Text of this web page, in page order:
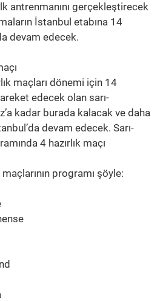
antrenmanını gerçekleştirecek
İstanbul etabına 14
devam edecek.
maçları dönemi için 14
edecek olan sarı-
kadar burada kalacak ve daha
devam edecek. Sarı-
4 hazırlık maçı
maçlarının programı şöyle: